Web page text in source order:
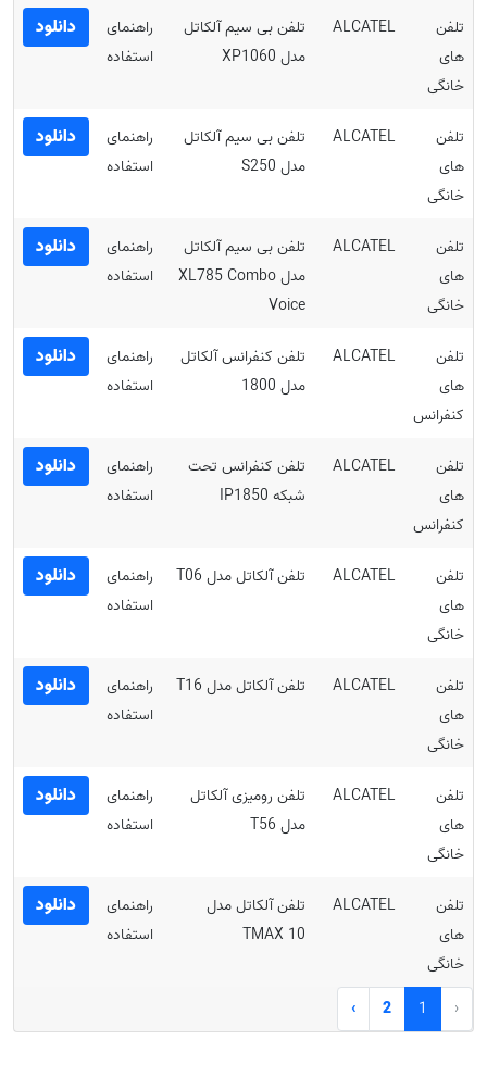
تلفن
های
خانگی
ALCATEL
تلفن بی سیم آلکاتل
مدل XP1060
راهنمای
استفاده
دانلود
تلفن
های
خانگی
ALCATEL
تلفن بی سیم آلکاتل
مدل S250
راهنمای
استفاده
دانلود
تلفن
های
خانگی
ALCATEL
تلفن بی سیم آلکاتل
مدل XL785 Combo
Voice
راهنمای
استفاده
دانلود
تلفن
های
کنفرانس
ALCATEL
تلفن کنفرانس آلکاتل
مدل 1800
راهنمای
استفاده
دانلود
تلفن
های
کنفرانس
ALCATEL
تلفن کنفرانس تحت
شبکه IP1850
راهنمای
استفاده
دانلود
تلفن
های
خانگی
ALCATEL تلفن آلکاتل مدل T06
راهنمای
استفاده
دانلود
تلفن
های
خانگی
ALCATEL تلفن آلکاتل مدل T16
راهنمای
استفاده
دانلود
تلفن
های
خانگی
ALCATEL
تلفن رومیزی آلکاتل
مدل T56
راهنمای
استفاده
دانلود
تلفن
های
خانگی
ALCATEL
تلفن آلکاتل مدل
TMAX 10
راهنمای
استفاده
دانلود
‹
1
2
›